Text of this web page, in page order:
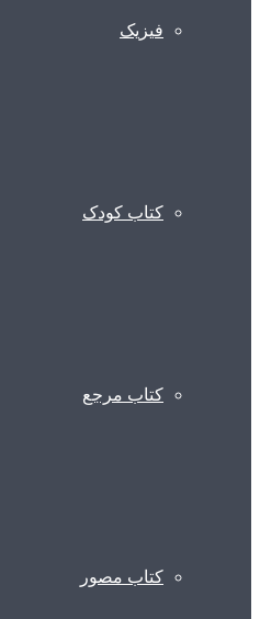
فیزیک
کتاب کودک
کتاب مرجع
کتاب مصور